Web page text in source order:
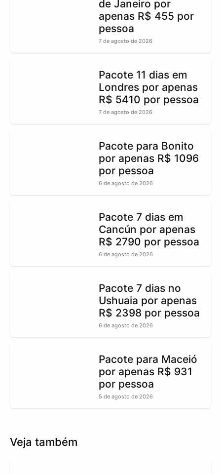
de Janeiro por
apenas R$ 455 por
pessoa
7 de agosto de 2026
Pacote 11 dias em
Londres por apenas
R$ 5410 por pessoa
7 de agosto de 2026
Pacote para Bonito
por apenas R$ 1096
por pessoa
6 de agosto de 2026
Pacote 7 dias em
Cancún por apenas
R$ 2790 por pessoa
6 de agosto de 2026
Pacote 7 dias no
Ushuaia por apenas
R$ 2398 por pessoa
6 de agosto de 2026
Pacote para Maceió
por apenas R$ 931
por pessoa
5 de agosto de 2026
Veja também